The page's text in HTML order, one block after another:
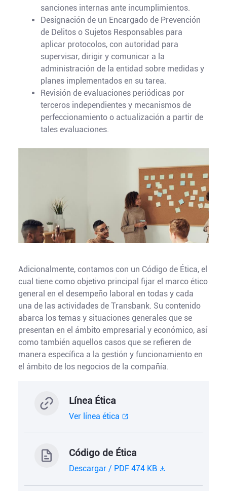
sanciones internas ante incumplimientos.
Designación de un Encargado de Prevención
de Delitos o Sujetos Responsables para
aplicar protocolos, con autoridad para
supervisar, dirigir y comunicar a la
administración de la entidad sobre medidas y
planes implementados en su tarea.
Revisión de evaluaciones periódicas por
terceros independientes y mecanismos de
perfeccionamiento o actualización a partir de
tales evaluaciones.
Adicionalmente, contamos con un Código de Ética, el
cual tiene como objetivo principal fijar el marco ético
general en el desempeño laboral en todas y cada
una de las actividades de Transbank. Su contenido
abarca los temas y situaciones generales que se
presentan en el ámbito empresarial y económico, así
como también aquellos casos que se refieren de
manera específica a la gestión y funcionamiento en
el ámbito de los negocios de la compañía.
Línea Ética
Ver línea ética
Código de Ética
Descargar / PDF 474 KB